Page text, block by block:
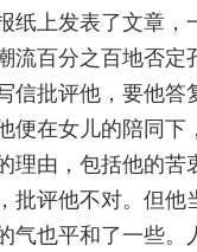
纸上发表了文章，
流百分之百地否定
信批评他，要他答
便在女儿的陪同下
理由，包括他的苦
批评他不对。但他
气也平和了一些。